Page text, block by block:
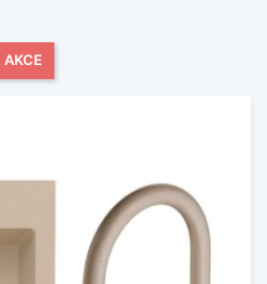
AKCE